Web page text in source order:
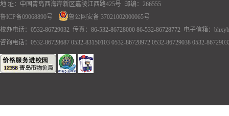
地 址：中国青岛西海岸新区嘉陵江西路425号 邮编：266555
鲁ICP备09068890号
鲁公网安备 37021002000065号
校办电话：0532-86729032 传真：86-532-86728000 86-532-86728772 电子信箱：
咨询电话：0532-86728687 0532-83150103 0532-86728972 0532-86729038 0532-